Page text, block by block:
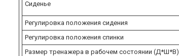
Сиденье
Регулировка положения сидения
Регулировка положения спинки
Размер тренажера в рабочем состоянии (Д*Ш*В)